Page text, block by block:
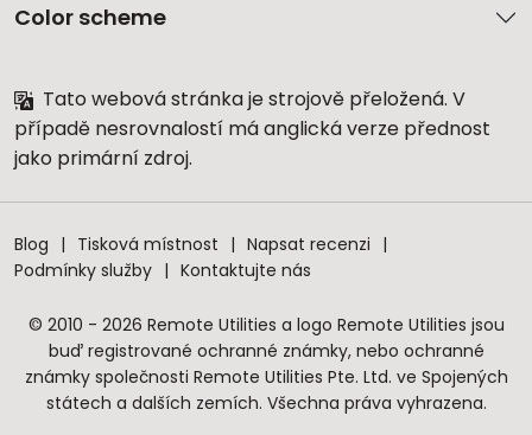
Color scheme
Tato webová stránka je strojově přeložená. V
případě nesrovnalostí má anglická verze přednost
jako primární zdroj.
Blog Tisková místnost
Napsat recenzi
Podmínky služby
Kontaktujte nás
© 2010 - 2026 Remote Utilities a logo Remote Utilities jsou
buď registrované ochranné známky, nebo ochranné
známky společnosti Remote Utilities Pte. Ltd. ve Spojených
státech a dalších zemích. Všechna práva vyhrazena.